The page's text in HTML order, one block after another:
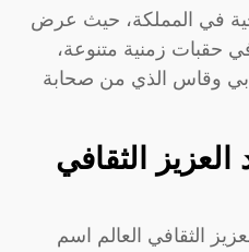
معالم سياحية في المملكة، حيث عرض
حقبات زمنية متنوعة،
وقاس الذي من صحابة
الثقافي
الثقافي العالم اسم